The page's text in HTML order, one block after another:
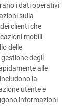
i dati operativi
sulla
clienti che
mobili
delle
degli
alle
la
utente e
informazioni